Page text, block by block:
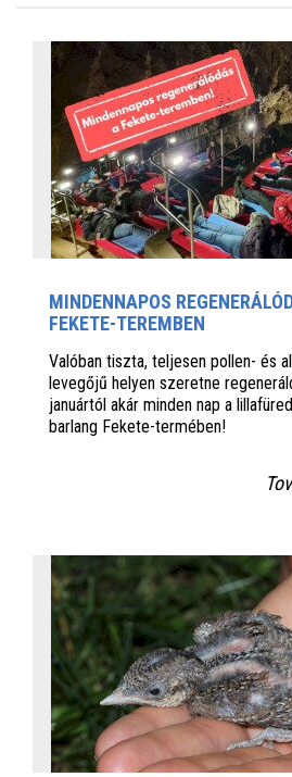
MINDENNAPOS
FEKETE-TEREMBEN
Valóban tiszta, teljesen pollen- és
levegőjű helyen szeretne
januártól akár minden nap a
barlang Fekete-termében!